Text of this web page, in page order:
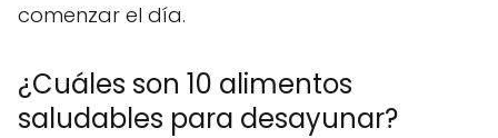
comenzar el día.
¿Cuáles son 10 alimentos
saludables para desayunar?